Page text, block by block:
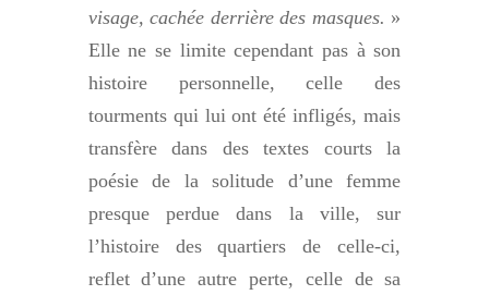
visage, cachée derrière des masques. »
Elle ne se limite cependant pas à son
histoire personnelle, celle des
tourments qui lui ont été infligés, mais
transfère dans des textes courts la
poésie de la solitude d’une femme
presque perdue dans la ville, sur
l’histoire des quartiers de celle-ci,
reflet d’une autre perte, celle de sa